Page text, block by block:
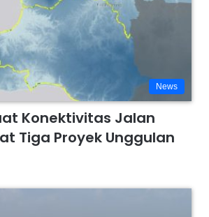
News
Konektivitas Jalan
Tiga Proyek Unggulan